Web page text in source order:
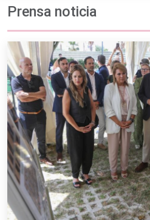
Prensa noticia